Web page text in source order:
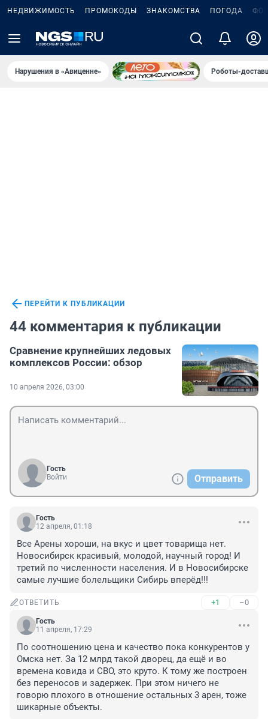
НЕДВИЖИМОСТЬ ПРОМОКОДЫ ЗНАКОМСТВА ПОГОДА
Нарушения в «Авиценне» Роботы-
ПЕРЕЙТИ К ПУБЛИКАЦИИ
44 комментария к публикации
Сравнение крупнейших ледовых
комплексов России: обзор
10 апреля 2026, 03:00
Гость
Войти
Отправить
Гость
12 апреля, 01:18
Все Арены хороши, на вкус и цвет товарища нет.
Новосибирск красивый, молодой, научный город! И
третий по численности населения. И в Новосибирске
самые лучшие болельщики Сибирь вперёд!!!
ОТВЕТИТЬ +1 –0
Гость
11 апреля, 17:29
По соотношению цена и качество пока конкурентов у
Омска нет. За 12 млрд такой дворец, да ещё и во
времена ковида и СВО, это круто. К тому же построен
без переносов и задержек. При этом ничего не
говорю плохого в отношение остальных 3 арен, тоже
шикарные объекты.